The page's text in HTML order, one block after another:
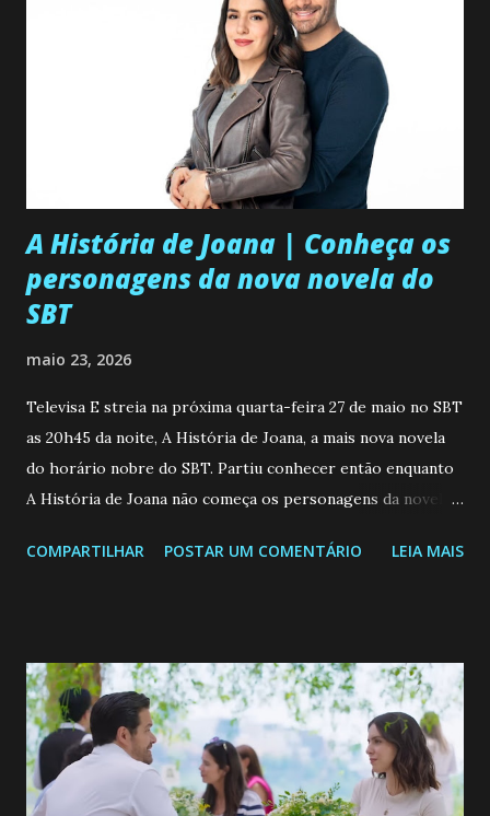
A História de Joana | Conheça os
personagens da nova novela do
SBT
maio 23, 2026
Televisa E streia na próxima quarta-feira 27 de maio no SBT
as 20h45 da noite, A História de Joana, a mais nova novela
do horário nobre do SBT. Partiu conhecer então enquanto
A História de Joana não começa os personagens da novela?
de 25/05/26 a 31/05/26 JOANA GUADALUPE (Camila
permanecer virgem até encontrar o homem que realmente
ama, o que não é fácil, já que dedica todas as suas energias a
se aprimorar, trabalhando, estudando e se orgulhando de
ser a primeira mulher da família a ingressar na
universidade. Ela tem uma personalidade muito alegre, é
COMPARTILHAR POSTAR UM COMENTÁRIO LEIA MAIS